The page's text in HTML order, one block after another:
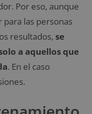
Por eso, aunque
las personas
resultados, se
a aquellos que
. En el caso